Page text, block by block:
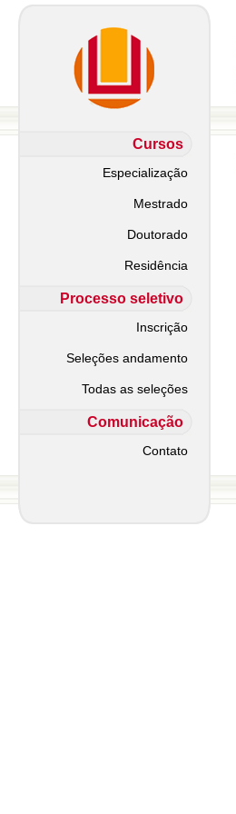
Cursos
Especialização
Mestrado
Doutorado
Residência
Processo seletivo
Inscrição
Seleções andamento
Todas as seleções
Comunicação
Contato